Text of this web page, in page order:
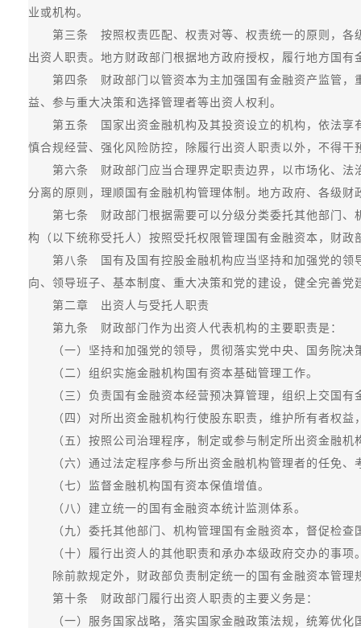
业或机构。
第三条 按照权责匹配、权责对等、权责统一的原则，各级
出资人职责。地方财政部门根据地方政府授权，履行地方国有
第四条 财政部门以管资本为主加强国有金融资产监管，重
益、参与重大决策和选择管理者等出资人权利。
第五条 国家出资金融机构及其投资设立的机构，依法享有
慎合规经营、强化风险防控，除履行出资人职责以外，不得干
第六条 财政部门应当合理界定职责边界，以市场化、法治
分离的原则，理顺国有金融机构管理体制。地方政府、各级
第七条 财政部门根据需要可以分级分类委托其他部门、机
构（以下统称受托人）按照受托权限管理国有金融资本，财
第八条 国有及国有控股金融机构应当坚持和加强党的领导
向、领导班子、基本制度、重大决策和党的建设，健全完善
第二章 出资人与受托人职责
第九条 财政部门作为出资人代表机构的主要职责是：
（一）坚持和加强党的领导，贯彻落实党中央、国务院决
（二）组织实施金融机构国有资本基础管理工作。
（三）负责国有金融资本经营预决算管理，组织上交国有
（四）对所出资金融机构行使股东职责，维护所有者权益
（五）按照公司治理程序，制定或参与制定所出资金融机
（六）通过法定程序参与所出资金融机构管理者的任免、
（七）监督金融机构国有资本保值增值。
（八）建立统一的国有金融资本统计监测体系。
（九）委托其他部门、机构管理国有金融资本，督促检查
（十）履行出资人的其他职责和承办本级政府交办的事项
除前款规定外，财政部负责制定统一的国有金融资本管理
第十条 财政部门履行出资人职责的主要义务是：
（一）服务国家战略，落实国家金融政策法规，统筹优化